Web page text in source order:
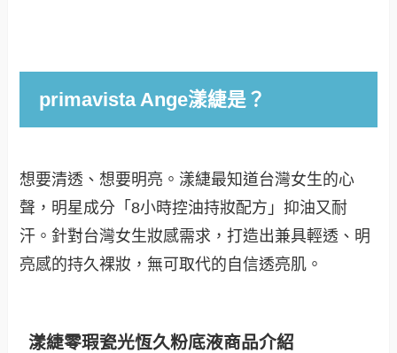
primavista Ange漾緁是？
想要清透、想要明亮。漾緁最知道台灣女生的心
聲，明星成分「8小時控油持妝配方」抑油又耐
汗。針對台灣女生妝感需求，打造出兼具輕透、明
亮感的持久裸妝，無可取代的自信透亮肌。
漾緁零瑕瓷光恆久粉底液商品介紹